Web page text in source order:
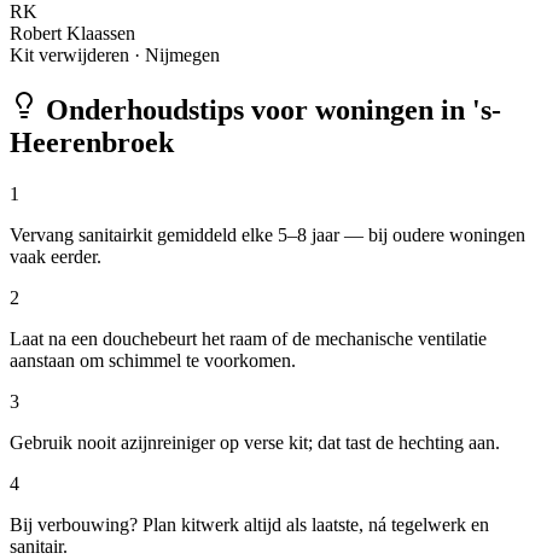
RK
Robert Klaassen
Kit verwijderen · Nijmegen
Onderhoudstips voor woningen in 's-
Heerenbroek
1
Vervang sanitairkit gemiddeld elke 5–8 jaar — bij oudere woningen
vaak eerder.
2
Laat na een douchebeurt het raam of de mechanische ventilatie
aanstaan om schimmel te voorkomen.
3
Gebruik nooit azijnreiniger op verse kit; dat tast de hechting aan.
4
Bij verbouwing? Plan kitwerk altijd als laatste, ná tegelwerk en
sanitair.